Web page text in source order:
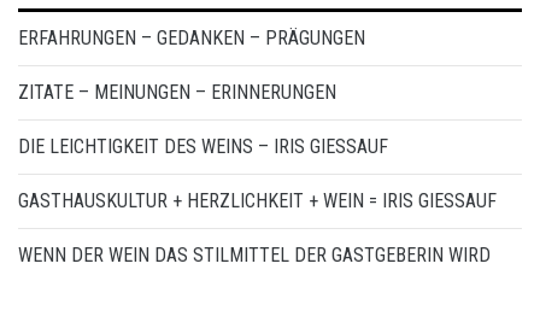
ERFAHRUNGEN – GEDANKEN – PRÄGUNGEN
ZITATE – MEINUNGEN – ERINNERUNGEN
DIE LEICHTIGKEIT DES WEINS – IRIS GIESSAUF
GASTHAUSKULTUR + HERZLICHKEIT + WEIN = IRIS GIESSAUF
WENN DER WEIN DAS STILMITTEL DER GASTGEBERIN WIRD